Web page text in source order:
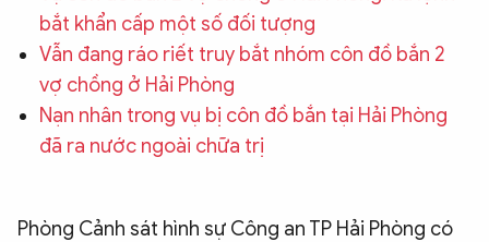
ĐA PHƯƠNG TIỆN
eMagazine
Podcast
Video
Chuyên trangAn ninh thế giớiVăn nghệ Công an
bắt khẩn cấp một số đối tượng
Vẫn đang ráo riết truy bắt nhóm côn đồ bắn 2
vợ chồng ở Hải Phòng
Nạn nhân trong vụ bị côn đồ bắn tại Hải Phòng
đã ra nước ngoài chữa trị
Phòng Cảnh sát hình sự Công an TP Hải Phòng có